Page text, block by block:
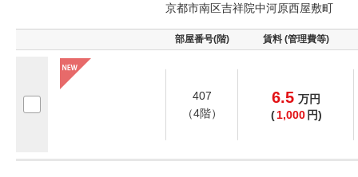
京都市南区吉祥院中河原西屋敷町
部屋番号(階) 賃料 (管理費等)
407
（4階）
6.5 万円
(1,000 円)